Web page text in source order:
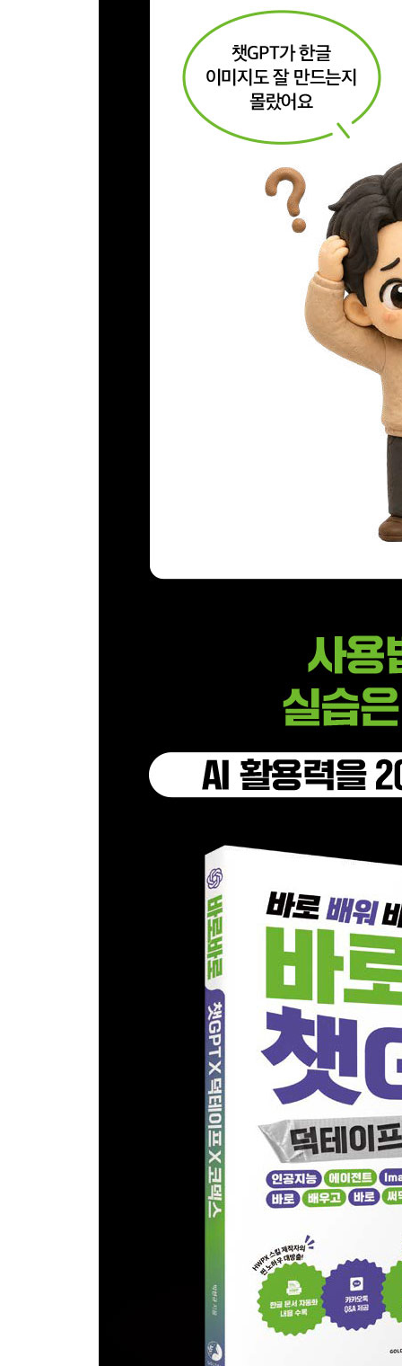
[03장] 코덱스 개념 실습 완벽 입문 가이드
03.1 코덱스를 쓰기 전에 알아두면 좋은 지식
__ 인공지능? 에이전트?... 어떻게 구분해요?
__ 인공지능에게 내 컴퓨터 자원을 맡긴다고!?
__ 에이전트가 좋아하는 문서, 마크다운
__ 에이전트가 항상 채팅에 올려두는 문서,
__ 에이전트가 잘 못하는 작업은? 스킬로 해결!
__ 에이전트에게 디자인을 가이드하는 방법,
__ 에이전트를 가이드하는 것, 하네스 엔지니어링
__ 코덱스 앱 설치하고 기본 인터페이스 살펴보기
__ 코덱스 앱 채팅 핵심 인터페이스 알아보기
03.3 코덱스 앱으로 다양한 작업해보기
__ [바로 30] 매일 아침 나에게 주식 이슈를 가져다
__ [바로 31] 50장의 연애 프로그램 스타일 인물 이
__ [바로 34] 컴퓨터 유즈로 카카오톡 단체방 관리
__ [바로 35] 코덱스 앱으로 뱀파이어 서바이버즈
04.1 코덱스 CLI를 사용하기 전 꼭 알아야 하는 지식
04.2 코덱스 CLI 설치하고 사용해보기
__ 코덱스 CLI의 7가지 핵심 메뉴 살펴보기
__ [바로 36] 한글 스킬로 한글 문서 작업해보기 :
__ [바로 37] 지메일 관리해보기 : 반복
__ [바로 38] 덕테이프 이미지 생성 후 메일 작성해
__ [바로 40] 프레젠테이션 메이커 사용해보기
__ [바로 41] 프레젠테이션 메이커 활용해보기
__ [바로 42] SNS 카드 뉴스 만들기
04.4 초보자를 위한 하네스 엔지니어링 입문 가이드
__ 왜 내 에이전트만 이상할까?
__ 프로젝트를 파악하게 하는 AGENTS.md
__ 뾰족하게, 더 정확하게 이끄는 스킬
__ 강력하게 강제하는 훅
__ AGENTS.md는 정말로 에이전트가 채팅을 시
__ [바로 43] 코덱스 CLI에 스킬을 설치하고 사용해
__ [바로 44] 에이전트를 지켜주는 훅 사용해보기
__ [바로 45] 엑셀 업무 처리 하네스 엔지니어링 실